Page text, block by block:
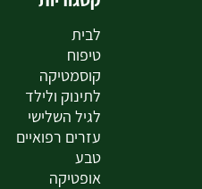
לבית
טיפוח
קוסמטיקה
לתינוק ולילד
לגיל השלישי
עזרים רפואיים
טבע
אופטיקה